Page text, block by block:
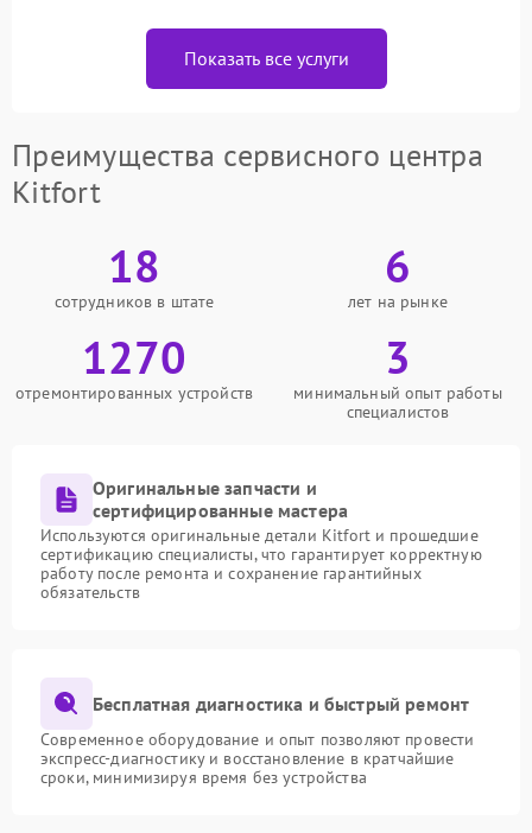
Показать все услуги
Преимущества сервисного центра
Kitfort
18
сотрудников в штате
6
лет на рынке
1270
отремонтированных устройств
3
минимальный опыт работы
специалистов
Оригинальные запчасти и
сертифицированные мастера
Используются оригинальные детали Kitfort и прошедшие
сертификацию специалисты, что гарантирует корректную
работу после ремонта и сохранение гарантийных
обязательств
Бесплатная диагностика и быстрый ремонт
Современное оборудование и опыт позволяют провести
экспресс-диагностику и восстановление в кратчайшие
сроки, минимизируя время без устройства